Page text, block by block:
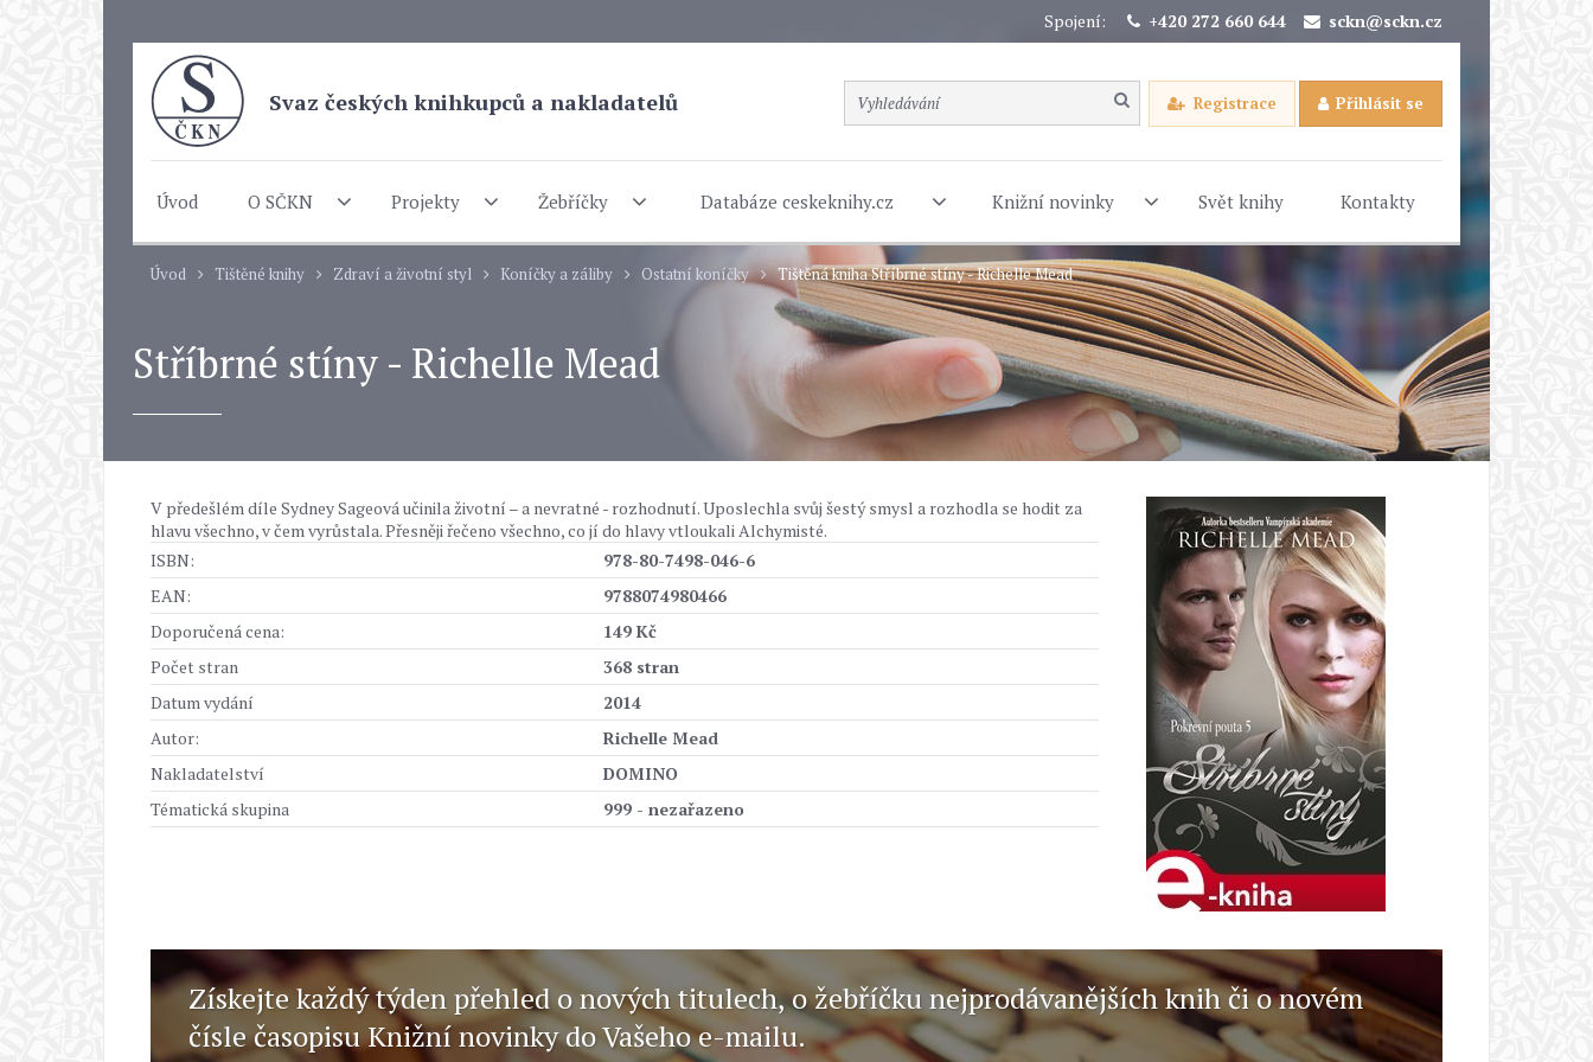
Spojení: +420 272 660 644 sckn@sckn.cz
Svaz českých knihkupců a nakladatelů Registrace Přihlásit se
Úvod O SČKN Projekty Žebříčky Databáze ceskeknihy.cz Knižní novinky Svět knihy Kontakty
Úvod Tištěné knihy Zdraví a životní styl Koníčky a záliby Ostatní koníčky Tištěná kniha Stříbrné stíny - Richelle Mead
Stříbrné stíny - Richelle Mead
V předešlém díle Sydney Sageová učinila životní – a nevratné - rozhodnutí. Uposlechla svůj šestý smysl a rozhodla se hodit za
hlavu všechno, v čem vyrůstala. Přesněji řečeno všechno, co jí do hlavy vtloukali Alchymisté.
ISBN:
978-80-7498-046-6
EAN:
9788074980466
Doporučená cena:
149 Kč
Počet stran
368 stran
Datum vydání
2014
Autor:
Richelle Mead
Nakladatelství
DOMINO
Tématická skupina
999 - nezařazeno
Získejte každý týden přehled o nových titulech, o žebříčku nejprodávanějších knih či o novém
čísle časopisu Knižní novinky do Vašeho e-mailu.